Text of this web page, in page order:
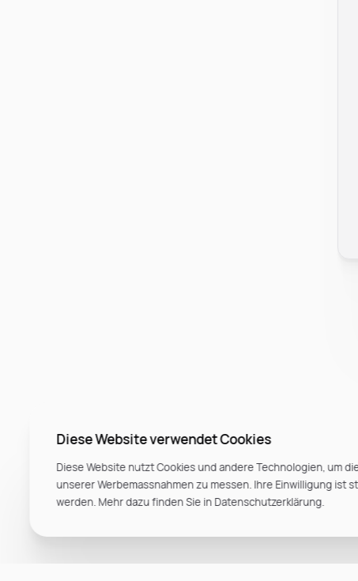
Diese Website verwendet Cookies
Diese Website nutzt Cookies und andere Technologien, um
unserer Werbemassnahmen zu messen. Ihre Einwilligung
werden. Mehr dazu finden Sie in Datenschutzerklärung.